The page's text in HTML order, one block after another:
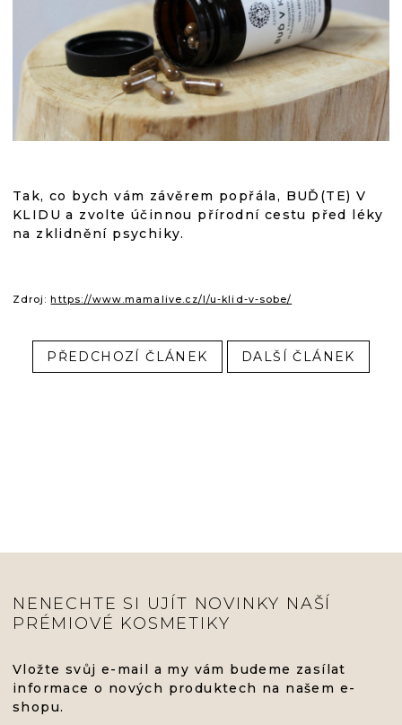
Tak, co bych vám závěrem popřála, BUĎ(TE) V
KLIDU a zvolte účinnou přírodní cestu před léky
na zklidnění psychiky.
Zdroj:https://www.mamalive.cz/l/u-klid-v-sobe/
PŘEDCHOZÍ ČLÁNEK DALŠÍ ČLÁNEK
NENECHTE SI UJÍT NOVINKY NAŠÍ
PRÉMIOVÉ KOSMETIKY
Vložte svůj e-mail a my vám budeme zasílat
informace o nových produktech na našem e-
shopu.